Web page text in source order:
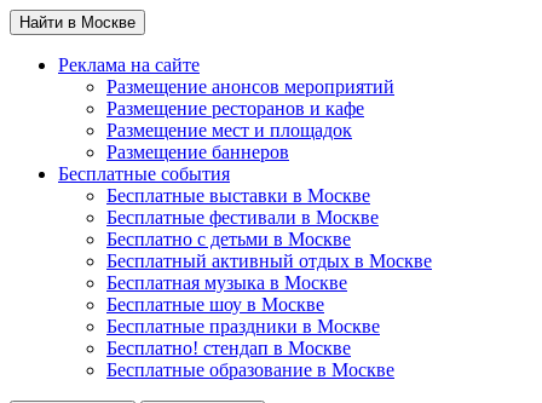
Найти в Москве
Реклама на сайте
Размещение анонсов мероприятий
Размещение ресторанов и кафе
Размещение мест и площадок
Размещение баннеров
Бесплатные события
Бесплатные выставки в Москве
Бесплатные фестивали в Москве
Бесплатно с детьми в Москве
Бесплатный активный отдых в Москве
Бесплатная музыка в Москве
Бесплатные шоу в Москве
Бесплатные праздники в Москве
Бесплатно! стендап в Москве
Бесплатные образование в Москве